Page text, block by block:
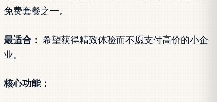
免费套餐之一。
最适合： 希望获得精致体验而不愿支付高价的小企
业。
核心功能：